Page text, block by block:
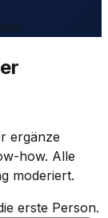
ergänze
how. Alle
moderiert.
erste Person.